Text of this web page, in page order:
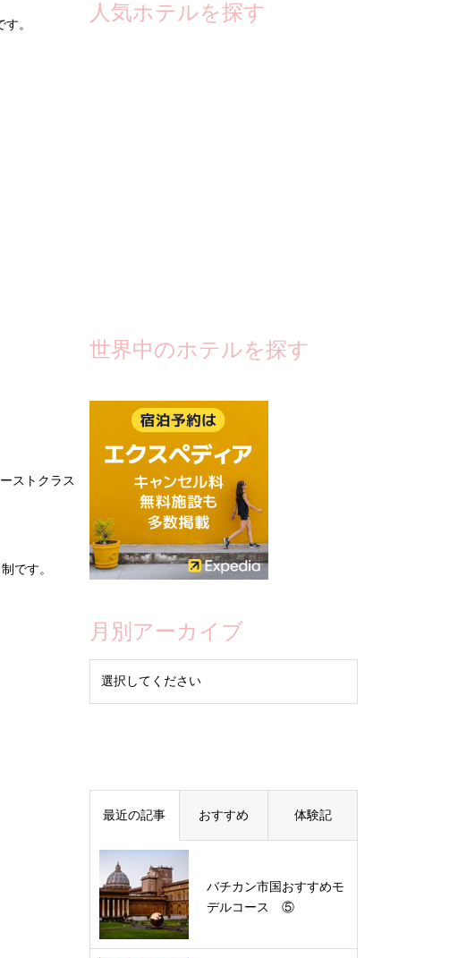
。
ストクラス
です。
人気ホテルを探す
世界中のホテルを探す
月別アーカイブ
最近の記事 おすすめ 体験記
バチカン市国おすすめモ
デルコース ⑤